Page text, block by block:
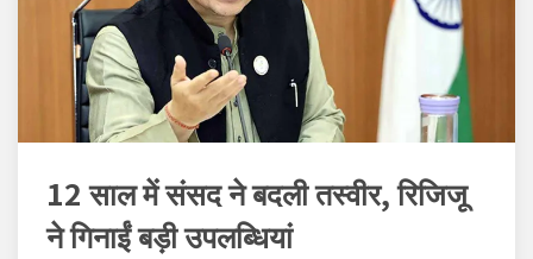
12 साल में संसद ने बदली तस्वीर, रिजिजू
ने गिनाईं बड़ी उपलब्धियां